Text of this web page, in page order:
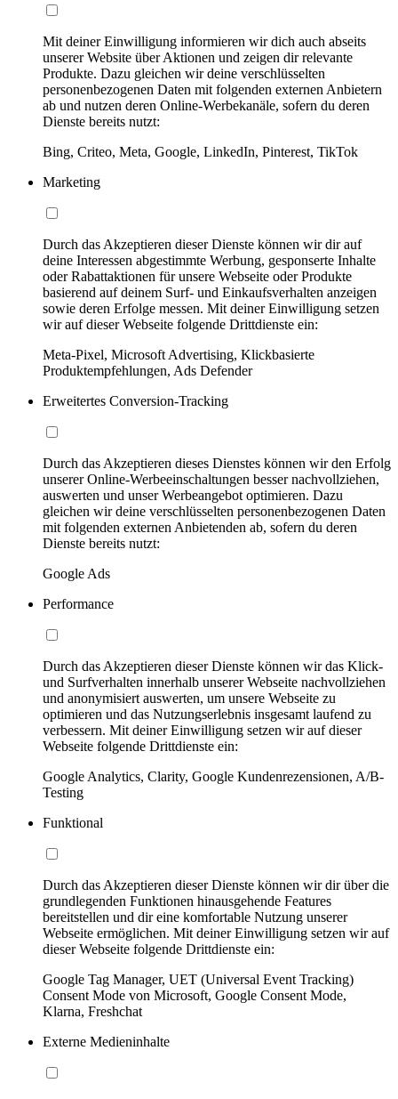
Mit deiner Einwilligung informieren wir dich auch abseits
unserer Website über Aktionen und zeigen dir relevante
Produkte. Dazu gleichen wir deine verschlüsselten
personenbezogenen Daten mit folgenden externen Anbietern
ab und nutzen deren Online-Werbekanäle, sofern du deren
Dienste bereits nutzt:
Bing, Criteo, Meta, Google, LinkedIn, Pinterest, TikTok
Marketing
Durch das Akzeptieren dieser Dienste können wir dir auf
deine Interessen abgestimmte Werbung, gesponserte Inhalte
oder Rabattaktionen für unsere Webseite oder Produkte
basierend auf deinem Surf- und Einkaufsverhalten anzeigen
sowie deren Erfolge messen. Mit deiner Einwilligung setzen
wir auf dieser Webseite folgende Drittdienste ein:
Meta-Pixel, Microsoft Advertising, Klickbasierte
Produktempfehlungen, Ads Defender
Erweitertes Conversion-Tracking
Durch das Akzeptieren dieses Dienstes können wir den Erfolg
unserer Online-Werbeeinschaltungen besser nachvollziehen,
auswerten und unser Werbeangebot optimieren. Dazu
gleichen wir deine verschlüsselten personenbezogenen Daten
mit folgenden externen Anbietenden ab, sofern du deren
Dienste bereits nutzt:
Google Ads
Performance
Durch das Akzeptieren dieser Dienste können wir das Klick-
und Surfverhalten innerhalb unserer Webseite nachvollziehen
und anonymisiert auswerten, um unsere Webseite zu
optimieren und das Nutzungserlebnis insgesamt laufend zu
verbessern. Mit deiner Einwilligung setzen wir auf dieser
Webseite folgende Drittdienste ein:
Google Analytics, Clarity, Google Kundenrezensionen, A/B-
Testing
Funktional
Durch das Akzeptieren dieser Dienste können wir dir über die
grundlegenden Funktionen hinausgehende Features
bereitstellen und dir eine komfortable Nutzung unserer
Webseite ermöglichen. Mit deiner Einwilligung setzen wir auf
dieser Webseite folgende Drittdienste ein:
Google Tag Manager, UET (Universal Event Tracking)
Consent Mode von Microsoft, Google Consent Mode,
Klarna, Freshchat
Externe Medieninhalte